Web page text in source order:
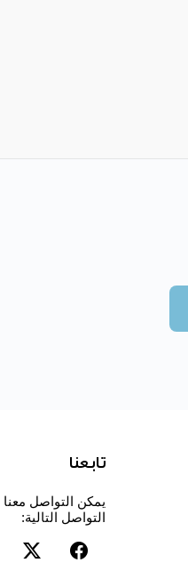
تابعنا
يمكن التواصل
التواصل التالية: